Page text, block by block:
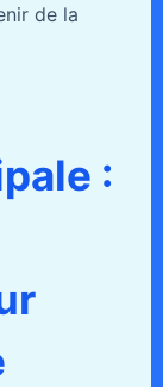
de la
: